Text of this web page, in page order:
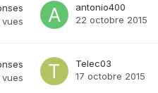
vues
antonio400
22 octobre 2015
vues
Telec03
17 octobre 2015